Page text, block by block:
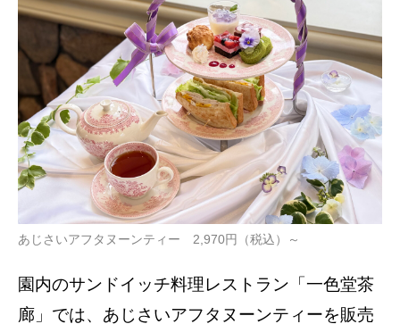
あじさいアフタヌーンティー 2,970円（税込）～
園内のサンドイッチ料理レストラン「一色堂茶
廊」では、あじさいアフタヌーンティーを販売